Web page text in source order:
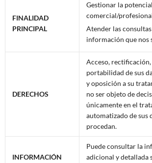
FINALIDAD
PRINCIPAL
Gestionar la
comercial/
Atender las
información que nos
DERECHOS
Acceso,
portabilidad de sus
y oposición a su
no ser objeto de
únicamente en el
automatizado de sus
procedan.
INFORMACIÓN
Puede consultar la
adicional y detallada